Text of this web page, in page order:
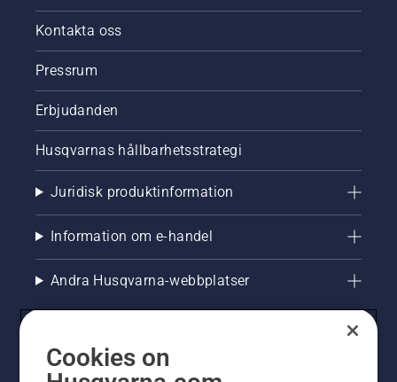
Kontakta oss
Pressrum
Erbjudanden
Husqvarnas hållbarhetsstrategi
Juridisk produktinformation
Information om e-handel
Andra Husqvarna-webbplatser
Cookies on